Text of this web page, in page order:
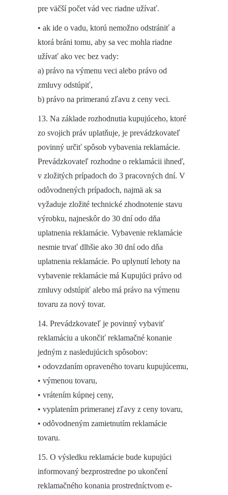
pre väčší počet vád vec riadne užívať.
• ak ide o vadu, ktorú nemožno odstrániť a
ktorá bráni tomu, aby sa vec mohla riadne
užívať ako vec bez vady:
a) právo na výmenu veci alebo právo od
zmluvy odstúpiť,
b) právo na primeranú zľavu z ceny veci.
13. Na základe rozhodnutia kupujúceho, ktoré
zo svojich práv uplatňuje, je prevádzkovateľ
povinný určiť spôsob vybavenia reklamácie.
Prevádzkovateľ rozhodne o reklamácii ihneď,
v zložitých prípadoch do 3 pracovných dní. V
odôvodnených prípadoch, najmä ak sa
vyžaduje zložité technické zhodnotenie stavu
výrobku, najneskôr do 30 dní odo dňa
uplatnenia reklamácie. Vybavenie reklamácie
nesmie trvať dlhšie ako 30 dní odo dňa
uplatnenia reklamácie. Po uplynutí lehoty na
vybavenie reklamácie má Kupujúci právo od
zmluvy odstúpiť alebo má právo na výmenu
tovaru za nový tovar.
14. Prevádzkovateľ je povinný vybaviť
reklamáciu a ukončiť reklamačné konanie
jedným z nasledujúcich spôsobov:
• odovzdaním opraveného tovaru kupujúcemu,
• výmenou tovaru,
• vrátením kúpnej ceny,
• vyplatením primeranej zľavy z ceny tovaru,
• odôvodneným zamietnutím reklamácie
tovaru.
15. O výsledku reklamácie bude kupujúci
informovaný bezprostredne po ukončení
reklamačného konania prostredníctvom e-